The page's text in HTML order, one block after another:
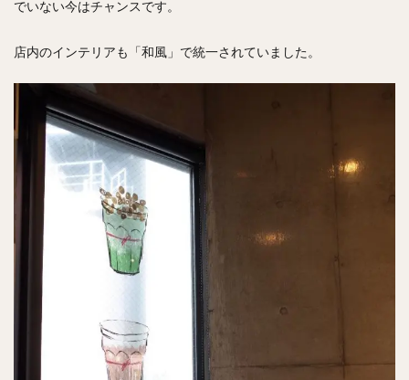
でいない今はチャンスです。
店内のインテリアも「和風」で統一されていました。